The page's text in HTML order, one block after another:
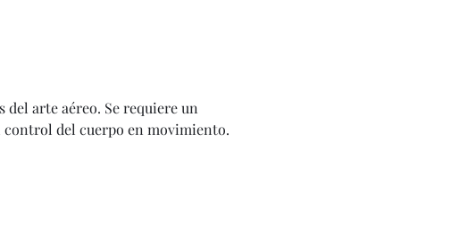
del arte aéreo. Se requiere un
control del cuerpo en movimiento.